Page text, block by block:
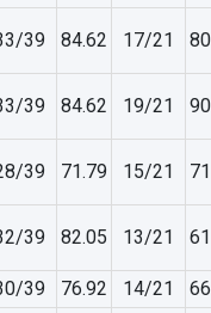
39 84.62 17/21
39 84.62 19/21
39 71.79 15/21
39 82.05 13/21
39 76.92 14/21